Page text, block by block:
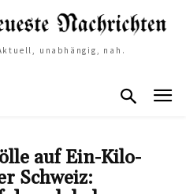
unabhängig, nah.
auf Ein-Kilo-
Schweiz: